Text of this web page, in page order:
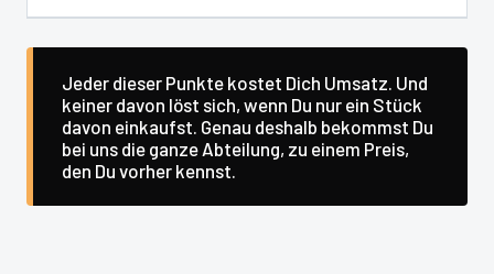
Jeder dieser Punkte kostet Dich Umsatz. Und
keiner davon löst sich, wenn Du nur ein Stück
davon einkaufst. Genau deshalb bekommst Du
bei uns die ganze Abteilung, zu einem Preis,
den Du vorher kennst.